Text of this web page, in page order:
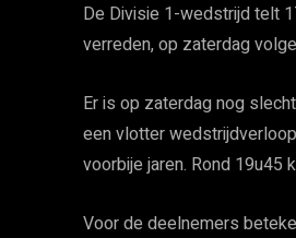
De Divisie 1-wedstrijd telt
verreden, op zaterdag
Er is op zaterdag nog
een vlotter
voorbije jaren. Rond 19u45
Voor de deelnemers